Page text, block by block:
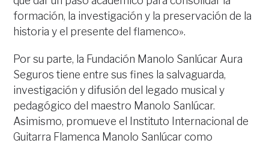
formación, la investigación y la preservación de la
historia y el presente del flamenco».
Por su parte, la Fundación Manolo Sanlúcar Aura
Seguros tiene entre sus fines la salvaguarda,
investigación y difusión del legado musical y
pedagógico del maestro Manolo Sanlúcar.
Asimismo, promueve el Instituto Internacional de
Guitarra Flamenca Manolo Sanlúcar como